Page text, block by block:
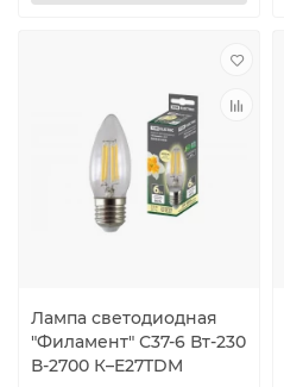
Лампа светодиодная
"Филамент" С37-6 Вт-230
В-2700 К–E27TDM